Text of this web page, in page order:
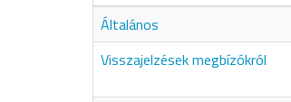
Általános
Visszajelzések megbízókról